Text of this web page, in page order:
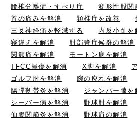
腰椎分離症・すべり症
変形性股関
首の痛みを解消
頚椎症を改善
三叉神経痛を軽減する
内反小趾を
寝違えを解消
肘部管症候群の解消
関節痛を解消
モートン病を解消
TFCC損傷を解消
X脚を解消
ゴルフ肘を解消
腕の痺れを解消
腸脛靭帯炎を解消
ジャンパー膝を
シーバー病を解消
野球肘を解消
仙腸関節炎を解消
野球肩の解消